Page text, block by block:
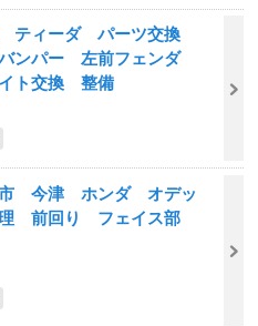
ティーダ パーツ交換
ンパー 左前フェンダ
ト交換 整備
今津 ホンダ オデッ
前回り フェイス部